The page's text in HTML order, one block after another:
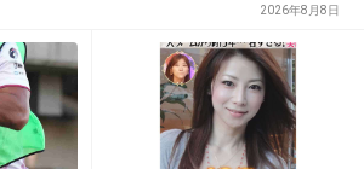
+63
2026年8月8日